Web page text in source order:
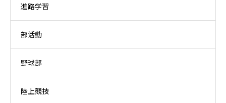
進路学習
部活動
野球部
陸上競技